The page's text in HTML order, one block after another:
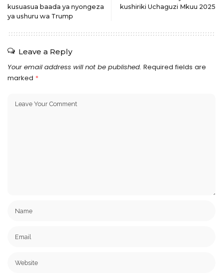
kusuasua baada ya nyongeza
ya ushuru wa Trump
kushiriki Uchaguzi Mkuu 2025
Leave a Reply
Your email address will not be published. Required fields are
marked *